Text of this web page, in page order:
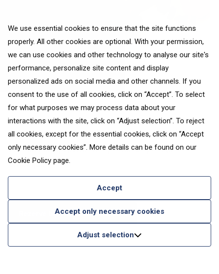
We use essential cookies to ensure that the site functions
properly. All other cookies are optional. With your permission,
we can use cookies and other technology to analyse our site's
performance, personalize site content and display
personalized ads on social media and other channels. If you
consent to the use of all cookies, click on “Accept”. To select
for what purposes we may process data about your
interactions with the site, click on “Adjust selection”. To reject
all cookies, except for the essential cookies, click on “Accept
only necessary cookies”. More details can be found on our
Cookie Policy page.
Accept
Accept only necessary cookies
Adjust selection
Photo onInstagram
Arī jūras veltes un zivis ir daļa no Grankanārijas
gastronomiskā DNS.
Sancocho, sautējums, ko gatavo no vārītas baltās
zivs un kartupeļiem, vietējos raisa spēcīgas
emocijas.
Rezervē biļetes uz Grankanāriju